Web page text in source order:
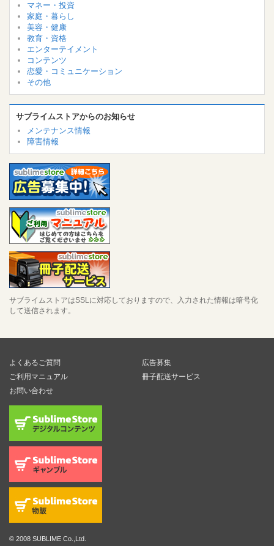
マネー・投資
家庭・暮らし
美容・健康
教育・資格
エンターテイメント
コンテンツ
恋愛・コミュニケーション
その他
サブライムストアからのお知らせ
メンテナンス情報
障害情報
サブライムストアはSSLに対応しておりますので、入力された情報は暗号化
して送信されます。
よくあるご質問
ご利用マニュアル
お問い合わせ
広告募集
冊子配送サービス
© 2008 SUBLIME Co.,Ltd.